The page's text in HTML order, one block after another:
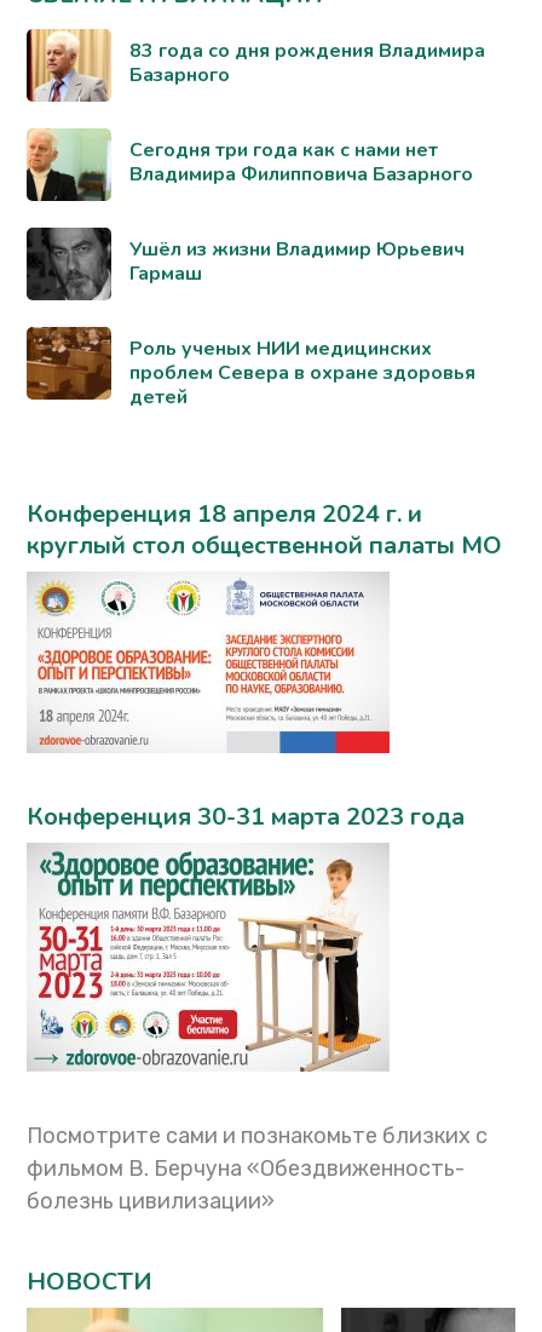
83 года со дня рождения Владимира
Базарного
Сегодня три года как с нами нет
Владимира Филипповича Базарного
Ушёл из жизни Владимир Юрьевич
Гармаш
Роль ученых НИИ медицинских
проблем Севера в охране здоровья
детей
Конференция 18 апреля 2024 г. и
круглый стол общественной палаты МО
Конференция 30-31 марта 2023 года
Посмотрите сами и познакомьте близких с
фильмом В. Берчуна «Обездвиженность-
болезнь цивилизации»
НОВОСТИ